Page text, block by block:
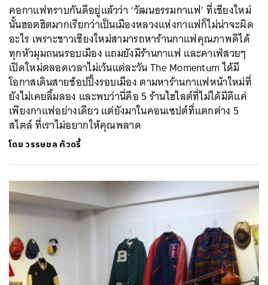
คอกาแฟทราบกันดีอยู่แล้วว่า ‘วัฒนธรรมกาแฟ’ ที่เชียงใหม่
นั้นฮอตฮิตมากเรียกว่าเป็นเมืองหลวงแห่งกาแฟก็ไม่น่าจะผิด
อะไร เพราะชาวเชียงใหม่สามารถหาร้านกาแฟคุณภาพดีได้
ทุกหัวมุมถนนรอบเมือง แถมยังมีร้านกาแฟ และคาเฟ่สวยๆ
เปิดใหม่ตลอดเวลาไม่เว้นแต่ละวัน The Momentum ได้มี
โอกาสเดินสายช้อปปิ้งรอบเมือง ตามหาร้านกาแฟหน้าใหม่ที่
ยังไม่เคยลิ้มลอง และพบว่านี่คือ 5 ร้านไฮไลต์ที่ไม่ได้มีดีแค่
เพียงกาแฟอย่างเดียว แต่ยังมาในคอนเซปต์ที่แตกต่าง 5
สไตล์ ที่เราไม่อยากให้คุณพลาด
โดยวรรษชล คัวดรี้